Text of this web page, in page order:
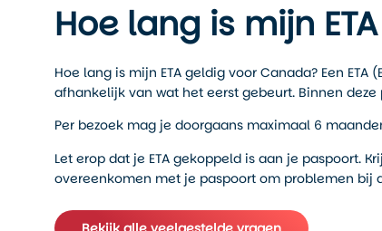
Hoe lang is mijn
Hoe lang is mijn ETA geldig voor Canada? Een
afhankelijk van wat het eerst gebeurt. Binnen
Per bezoek mag je doorgaans maximaal 6
Let erop dat je ETA gekoppeld is aan je paspoort.
overeenkomen met je paspoort om problemen bij